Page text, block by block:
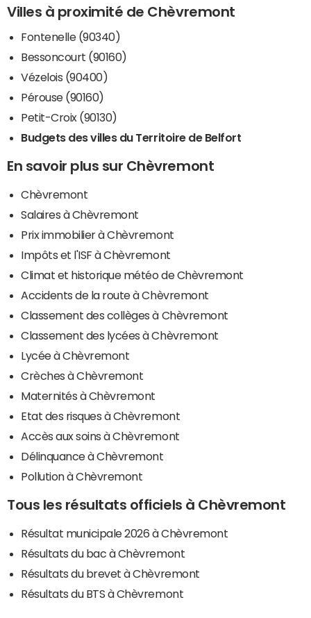
Villes à proximité de Chèvremont
Fontenelle (90340)
Bessoncourt (90160)
Vézelois (90400)
Pérouse (90160)
Petit-Croix (90130)
Budgets des villes du Territoire de Belfort
En savoir plus sur Chèvremont
Chèvremont
Salaires à Chèvremont
Prix immobilier à Chèvremont
Impôts et l'ISF à Chèvremont
Climat et historique météo de Chèvremont
Accidents de la route à Chèvremont
Classement des collèges à Chèvremont
Classement des lycées à Chèvremont
Lycée à Chèvremont
Crèches à Chèvremont
Maternités à Chèvremont
Etat des risques à Chèvremont
Accès aux soins à Chèvremont
Délinquance à Chèvremont
Pollution à Chèvremont
Tous les résultats officiels à Chèvremont
Résultat municipale 2026 à Chèvremont
Résultats du bac à Chèvremont
Résultats du brevet à Chèvremont
Résultats du BTS à Chèvremont